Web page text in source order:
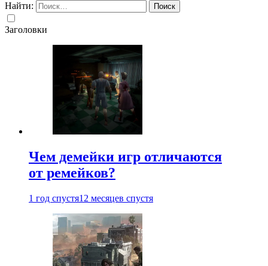
Найти:
Заголовки
Чем демейки игр отличаются
от ремейков?
1 год спустя12 месяцев спустя